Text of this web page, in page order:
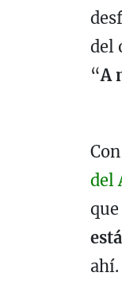
del
“A
del
que